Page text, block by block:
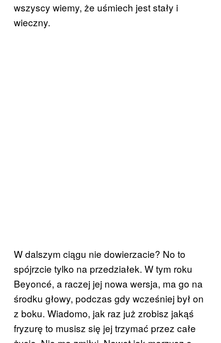
wszyscy wiemy, że uśmiech jest stały i
wieczny.
W dalszym ciągu nie dowierzacie? No to
spójrzcie tylko na przedziałek. W tym roku
Beyoncé, a raczej jej nowa wersja, ma go na
środku głowy, podczas gdy wcześniej był on
z boku. Wiadomo, jak raz już zrobisz jakąś
fryzurę to musisz się jej trzymać przez całe